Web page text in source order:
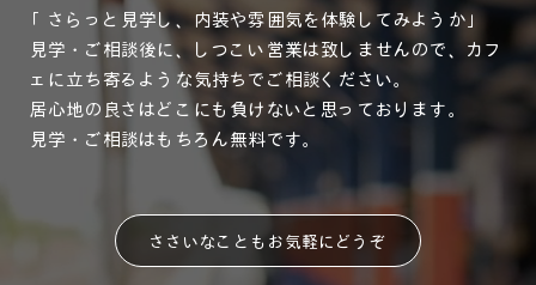
「さらっと見学し、内装や雰囲気を体験してみようか」
見学・ご相談後に、しつこい営業は致しませんので、カフ
ェに立ち寄るような気持ちでご相談ください。
居心地の良さはどこにも負けないと思っております。
見学・ご相談はもちろん無料です。
ささいなこともお気軽にどうぞ